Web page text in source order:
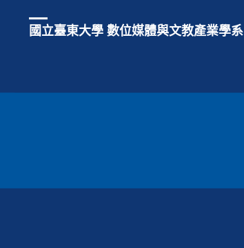
國立臺東大學 數位媒體與文教產業學系